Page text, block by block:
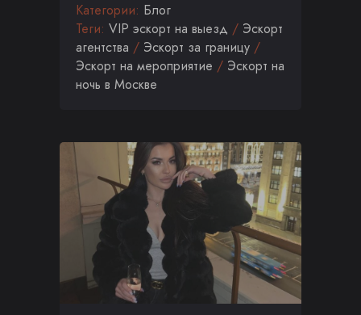
Категории: Блог
Теги: VIP эскорт на выезд / Эскорт
агентства / Эскорт за границу /
Эскорт на мероприятие / Эскорт на
ночь в Москве